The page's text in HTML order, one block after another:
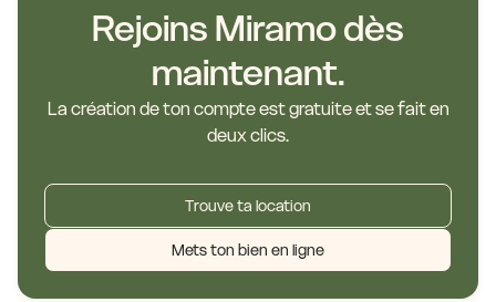
Rejoins Miramo dès
maintenant.
La création de ton compte est gratuite et se fait en
deux clics.
Trouve ta location
Mets ton bien en ligne